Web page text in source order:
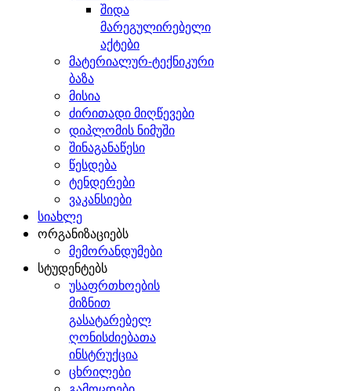
შიდა
მარეგულირებელი
აქტები
მატერიალურ-ტექნიკური
ბაზა
მისია
ძირითადი მიღწევები
დიპლომის ნიმუში
შინაგანაწესი
წესდება
ტენდერები
ვაკანსიები
სიახლე
ორგანიზაციებს
მემორანდუმები
სტუდენტებს
უსაფრთხოების
მიზნით
გასატარებელ
ღონისძიებათა
ინსტრუქცია
ცხრილები